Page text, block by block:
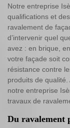
Notre entreprise
qualifications et
ravalement de
d’intervenir quel
avez : en brique,
votre façade soit
résistance contre
produits de qualité.
notre entreprise
travaux de
Du ravalement